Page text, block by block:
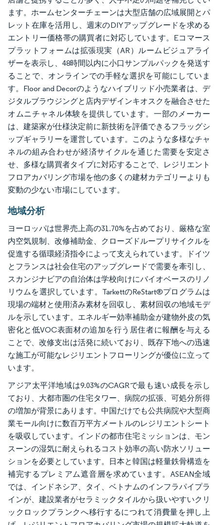
ます。ホームセンターチェーンは大型店舗の広域展開とパ
レット在庫を活用し、週末のDIYアップグレードを求める
エントリー価格帯の購買者に対応しています。Eコマース
プラットフォームは拡張現実（AR）ルームビジュアライ
ザーを表示し、48時間以内に小口サンプルパックを発送す
ることで、オンラインでの手軽な選択を可能にしていま
す。Floor and Decorのようなハイブリッド小売業者は、デ
ジタルブラウジングと店内デザインキオスクを融合させた
オムニチャネル体験を提供しています。一部のメーカー
は、建築家が仕様決定前に新技術を評価できるフラッグシ
ップギャラリーを運営しています。このような多様なチャ
ネルの組み合わせが経済サイクルを通じた需要を安定さ
せ、多様な購買者タイプに対応することで、レジリエント
フロアカバリング市場を他の多くの建材カテゴリーよりも
変動の少ない市場にしています。
地域分析
ヨーロッパは世界売上高の31.70%を占めており、厳格な室
内空気規制、改修補助金、クローズドループリサイクルを
促進する循環経済指令によって支えられています。ドイツ
とフランスは社会住宅のアップグレードで需要を牽引し、
スカンジナビアの自治体は学校向けにバイオベースのリノ
リウムを選択しています。TarkettのReStart®プログラムは
現場の端材と使用済み素材を回収し、素材回収の地域モデ
ルを示しています。エネルギー効率補助金が建物外皮の気
密化と低VOC表面材の追加を行う居住者に報酬を与える
ことで、改修支出は活発に続いており、既存下地への迅速
な施工が可能なレジリエントフローリングが優位に立って
います。
アジア太平洋地域は9.03%のCAGRで最も速い成長を示し
ており、大都市圏の住宅タワー、病院の拡張、可処分所得
の増加が背景にあります。中国だけでも公共病院や大型商
業モール向けに数百万平方メートルのレジリエントシート
を吸収しています。インドの都市住宅ミッションは、モン
スーンの湿気に耐えられるコスト効率の高い防水ソリュー
ションを必要としています。日本と韓国は軽量鉄骨構造を
補完するプレミアム遮音層を求めています。ASEAN全域
では、インドネシア、タイ、ベトナムのインフラパイプラ
インが、建設業者がセラミックタイルから扱いやすいクリ
ックロックプランクへ移行するにつれて消費量を押し上